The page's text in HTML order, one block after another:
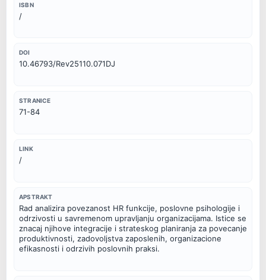
ISBN
/
DOI
10.46793/Rev25110.071DJ
STRANICE
71-84
LINK
/
APSTRAKT
Rad analizira povezanost HR funkcije, poslovne psihologije i
odrzivosti u savremenom upravljanju organizacijama. Istice se
znacaj njihove integracije i strateskog planiranja za povecanje
produktivnosti, zadovoljstva zaposlenih, organizacione
efikasnosti i odrzivih poslovnih praksi.